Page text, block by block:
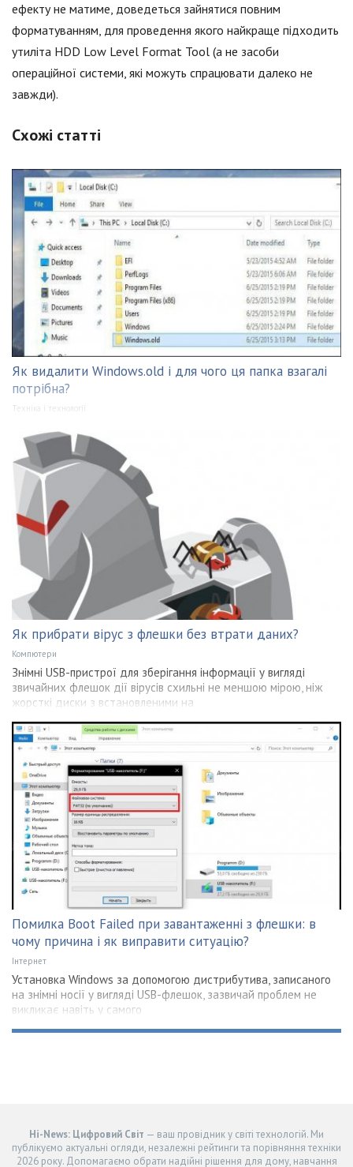
ефекту не матиме, доведеться зайнятися повним
форматуванням, для проведення якого найкраще підходить
утиліта HDD Low Level Format Tool (а не засоби
операційної системи, які можуть спрацювати далеко не
завжди).
Схожі статті
Як видалити Windows.old і для чого ця папка взагалі
потрібна?
Техніка і технології
Як прибрати вірус з флешки без втрати даних?
Компютери
Знімні USB-пристрої для зберігання інформації у вигляді
звичайних флешок дії вірусів схильні не меншою мірою, ніж
жорсткі диски з встановленими на
Помилка Boot Failed при завантаженні з флешки: в
чому причина і як виправити ситуацію?
Інтернет
Установка Windows за допомогою дистрибутива, записаного
на знімні носії у вигляді USB-флешок, зазвичай проблем не
викликає навіть у самого
Hi-News: Цифровий Світ — ваш провідник у світі технологій. Ми
публікуємо актуальні огляди, незалежні рейтинги та порівняння техніки
2026 року. Допомагаємо обрати надійні рішення для дому, навчання